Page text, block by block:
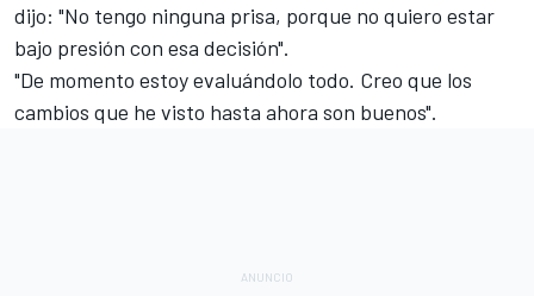
dijo: "No tengo ninguna prisa, porque no quiero estar
bajo presión con esa decisión".
"De momento estoy evaluándolo todo. Creo que los
cambios que he visto hasta ahora son buenos".